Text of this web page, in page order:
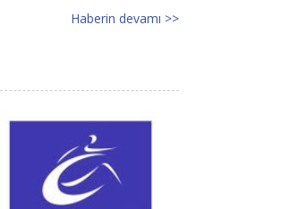
Haberin devamı >>